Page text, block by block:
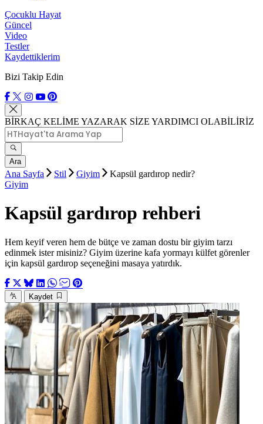
Çocuklu Hayat
Güncel
Video
Testler
Kaydettiklerim
Bizi Takip Edin
BİRKAÇ KELİME YAZARAK SİZE YARDIMCI OLABİLİRİZ
Ara
Ana Sayfa Stil Giyim
Kapsül gardırop nedir?
Giyim
Kapsül gardırop rehberi
Hem keyif veren hem de bütçe ve zaman dostu bir giyim tarzı
edinmek ister misiniz? Giyim üzerine kafa yormayı külfet görenler
için kapsül gardırop seçeneğini masaya yatırdık.
Kaydet